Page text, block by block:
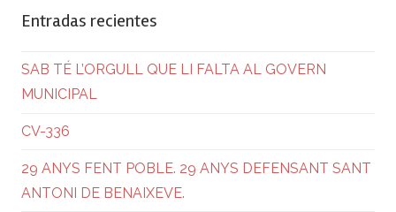
Entradas recientes
SAB TÉ L’ORGULL QUE LI FALTA AL GOVERN
MUNICIPAL
CV-336
29 ANYS FENT POBLE. 29 ANYS DEFENSANT SANT
ANTONI DE BENAIXEVE.